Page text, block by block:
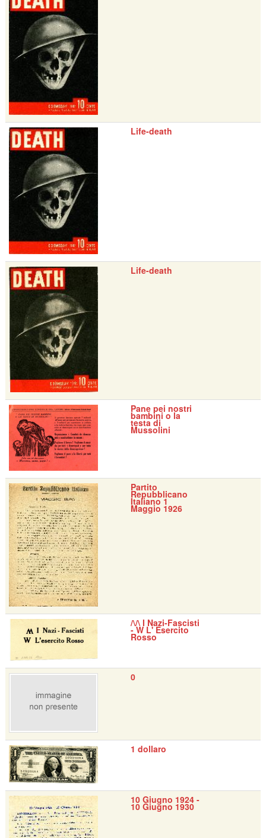
Life-death
Life-death
Pane pei nostri
bambini o la
testa di
Mussolini
Partito
Repubblicano
Italiano 1
Maggio 1926
/\/\ I Nazi-Fascisti
- W L' Esercito
Rosso
0
1 dollaro
10 Giugno 1924 -
10 Giugno 1930